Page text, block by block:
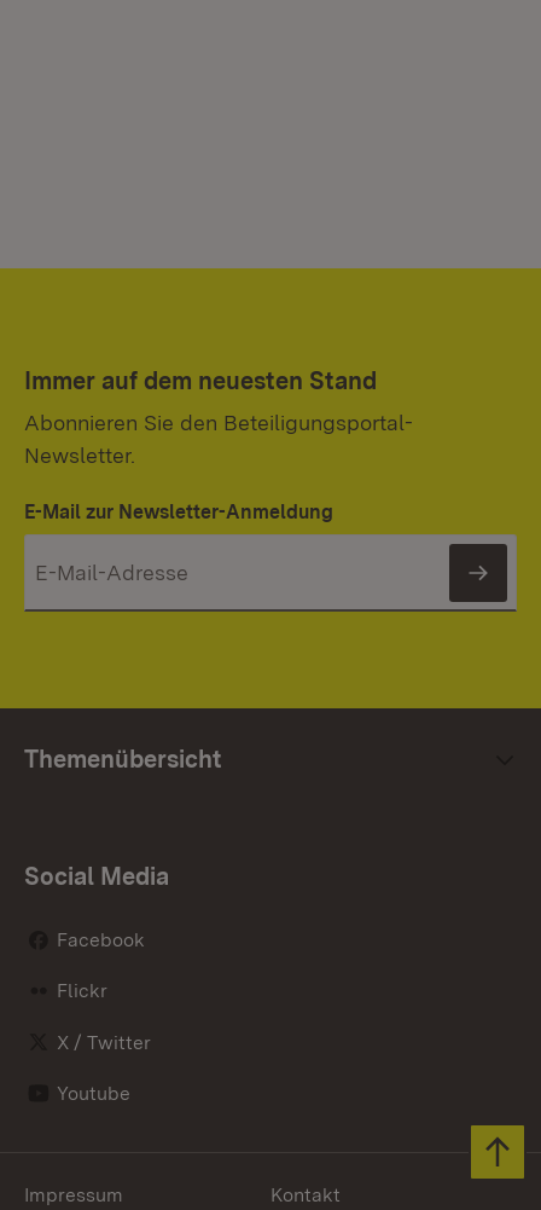
Immer auf dem neuesten Stand
Abonnieren Sie den Beteiligungsportal-
Newsletter.
E-Mail zur Newsletter-Anmeldung
Themenübersicht
Social Media
Facebook
Flickr
X / Twitter
Youtube
Impressum Kontakt